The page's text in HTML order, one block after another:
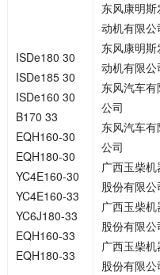
ISDe180 30
ISDe185 30
ISDe160 30
B170 33
EQH160-30
EQH180-30
YC4E160-30
YC4E160-33
YC6J180-33
EQH160-33
EQH180-33
东风康明斯
动机有限公
东风康明斯
动机有限公
东风汽车有
公司
东风汽车有
公司
广西玉柴机
股份有限公
广西玉柴机
股份有限公
广西玉柴机
股份有限公